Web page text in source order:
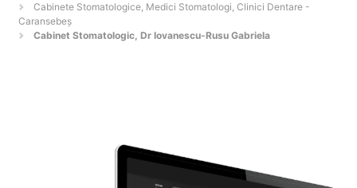
Cabinete Stomatologice, Medici Stomatologi, Clinici Dentare -
Caransebeş
Cabinet Stomatologic, Dr Iovanescu-Rusu Gabriela